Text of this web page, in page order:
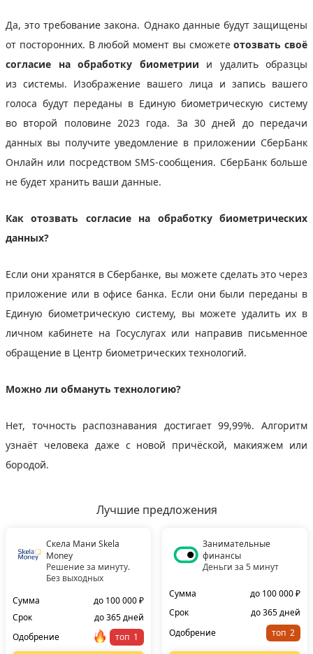
Да, это требование закона. Однако данные будут защищены
от посторонних. В любой момент вы сможетеотозвать своё
согласие на обработку биометрии и удалить образцы
из системы. Изображение вашего лица и запись вашего
голоса будут переданы в Единую биометрическую систему
во второй половине 2023 года. За 30 дней до передачи
данных вы получите уведомление в приложении СберБанк
Онлайн или посредством SMS-сообщения. СберБанк больше
не будет хранить ваши данные.
Как отозвать согласие на обработку биометрических
данных?
Если они хранятся в Сбербанке, вы можете сделать это через
приложение или в офисе банка. Если они были переданы в
Единую биометрическую систему, вы можете удалить их в
личном кабинете на Госуслугах или направив письменное
обращение в Центр биометрических технологий.
Можно ли обмануть технологию?
Нет, точность распознавания достигает 99,99%. Алгоритм
узнаёт человека даже с новой причёской, макияжем или
бородой.
Лучшие предложения
Скела Мани Skela
Money
Решение за минуту.
Без выходных
Сумма
до 100 000 ₽
Срок
до 365 дней
Одобрение
топ
Занимательные
финансы
Деньги за 5 минут
Сумма
до 100 000 ₽
Срок
до 365 дней
Одобрение
топ